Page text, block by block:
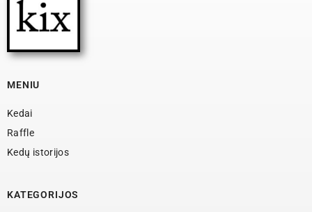
MENIU
Kedai
Raffle
Kedų istorijos
KATEGORIJOS